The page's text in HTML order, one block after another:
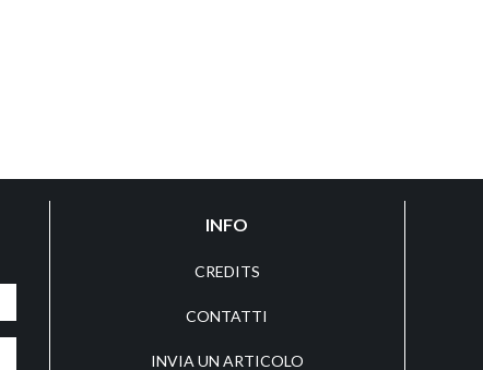
INFO
CREDITS
CONTATTI
INVIA UN ARTICOLO